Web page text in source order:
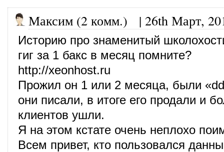
Максим (2 комм.) | 26th Март,
Историю про знаменитый
гиг за 1 бакс в месяц помните?
http://xeonhost.ru
Прожил он 1 или 2 месяца, были
они писали, в итоге его продали и
клиентов ушли.
Я на этом кстате очень неплохо
Всем привет, кто пользовался